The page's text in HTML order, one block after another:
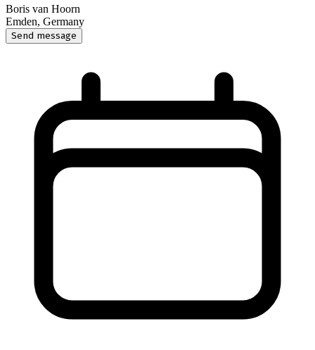
Boris van Hoorn
Emden, Germany
Send message